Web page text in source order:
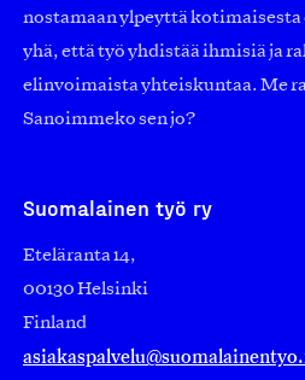
nostamaan ylpeyttä
yhä, että työ yhdistää ihmisiä ja
elinvoimaista yhteiskuntaa. Me
Sanoimmeko sen jo?
Suomalainen työ ry
Eteläranta 14,
00130 Helsinki
Finland